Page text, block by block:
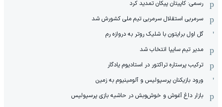
رسمی: کاپیتان پیکان تمدید کرد
سرمربی استقلال سرمربی تیم ملی کشورش شد
گل اول برایتون با شلیک روتر به دروازه رم
مدیر تیم سایپا انتخاب شد
ترکیب پرستاره تراکتور در استادیوم یادگار
ورود بازیکنان پرسپولیس و آلومینیوم به زمین
بازار داغ آغوش و خوش‌و‌بش در حاشیه بازی پرسپولیس